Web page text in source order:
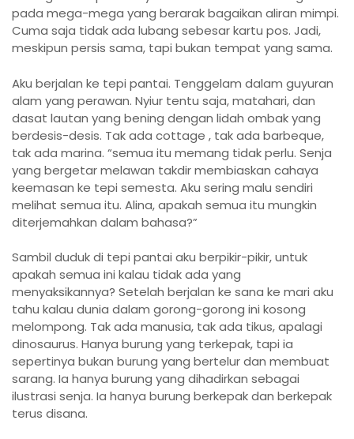
pada mega-mega yang berarak bagaikan aliran mimpi.
Cuma saja tidak ada lubang sebesar kartu pos. Jadi,
meskipun persis sama, tapi bukan tempat yang sama.
Aku berjalan ke tepi pantai. Tenggelam dalam guyuran
alam yang perawan. Nyiur tentu saja, matahari, dan
dasat lautan yang bening dengan lidah ombak yang
berdesis-desis. Tak ada cottage , tak ada barbeque,
tak ada marina. “semua itu memang tidak perlu. Senja
yang bergetar melawan takdir membiaskan cahaya
keemasan ke tepi semesta. Aku sering malu sendiri
melihat semua itu. Alina, apakah semua itu mungkin
diterjemahkan dalam bahasa?”
Sambil duduk di tepi pantai aku berpikir-pikir, untuk
apakah semua ini kalau tidak ada yang
menyaksikannya? Setelah berjalan ke sana ke mari aku
tahu kalau dunia dalam gorong-gorong ini kosong
melompong. Tak ada manusia, tak ada tikus, apalagi
dinosaurus. Hanya burung yang terkepak, tapi ia
sepertinya bukan burung yang bertelur dan membuat
sarang. Ia hanya burung yang dihadirkan sebagai
ilustrasi senja. Ia hanya burung berkepak dan berkepak
terus disana.